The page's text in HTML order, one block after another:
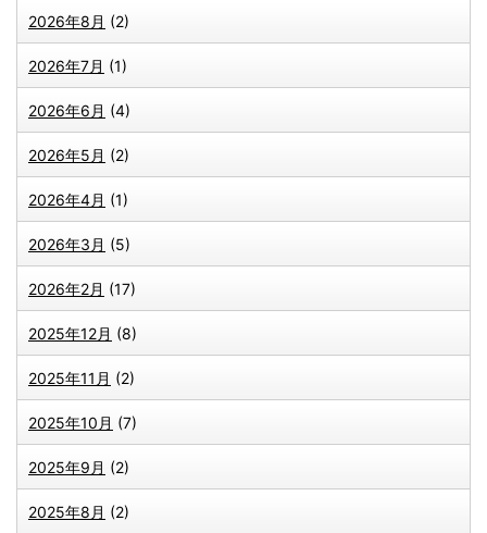
2026年8月 (2)
2026年7月 (1)
2026年6月 (4)
2026年5月 (2)
2026年4月 (1)
2026年3月 (5)
2026年2月 (17)
2025年12月 (8)
2025年11月 (2)
2025年10月 (7)
2025年9月 (2)
2025年8月 (2)